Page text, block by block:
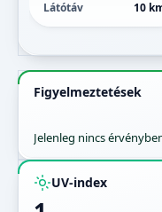
Látótáv
10
Figyelmeztetések
Jelenleg nincs
UV-index